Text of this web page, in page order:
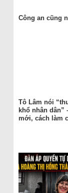
Công an cũng
Tô Lâm nói
khổ nhân dân”
mới, cách làm